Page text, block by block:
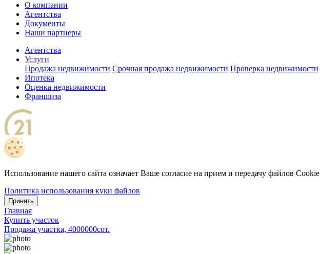
О компании
Агентства
Документы
Наши партнеры
Агентства
Услуги
Продажа недвижимости Срочная продажа недвижимости Проверка недвижимости
Ипотека
Оценка недвижимости
Франшиза
Использование нашего сайта означает Ваше согласие на прием и передачу файлов Cookie
Политика использования куки файлов
Принять
Главная
Купить участок
Продажа участка, 4000000сот.